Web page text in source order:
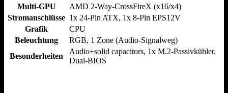
Multi-GPU
AMD 2-Way-CrossFireX (x16/​x4)
Stromanschlüsse 1x 24-Pin ATX, 1x 8-Pin EPS12V
Grafik
CPU
Beleuchtung
RGB, 1 Zone (Audio-Signalweg)
Besonderheiten
Audio+solid capacitors, 1x M.2-Passivkühler,
Dual-BIOS